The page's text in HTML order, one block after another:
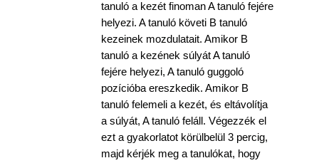
tanuló a kezét finoman A tanuló fejére
helyezi. A tanuló követi B tanuló
kezeinek mozdulatait. Amikor B
tanuló a kezének súlyát A tanuló
fejére helyezi, A tanuló guggoló
pozícióba ereszkedik. Amikor B
tanuló felemeli a kezét, és eltávolítja
a súlyát, A tanuló feláll. Végezzék el
ezt a gyakorlatot körülbelül 3 percig,
majd kérjék meg a tanulókat, hogy